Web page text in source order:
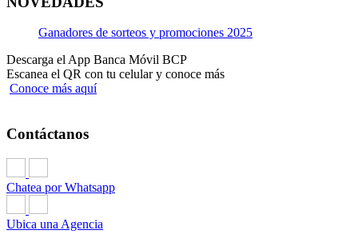
Ganadores de sorteos y promociones 2025
Descarga el App Banca Móvil BCP
Escanea el QR con tu celular y conoce más
Conoce más aquí
Contáctanos
Chatea por Whatsapp
Ubica una Agencia